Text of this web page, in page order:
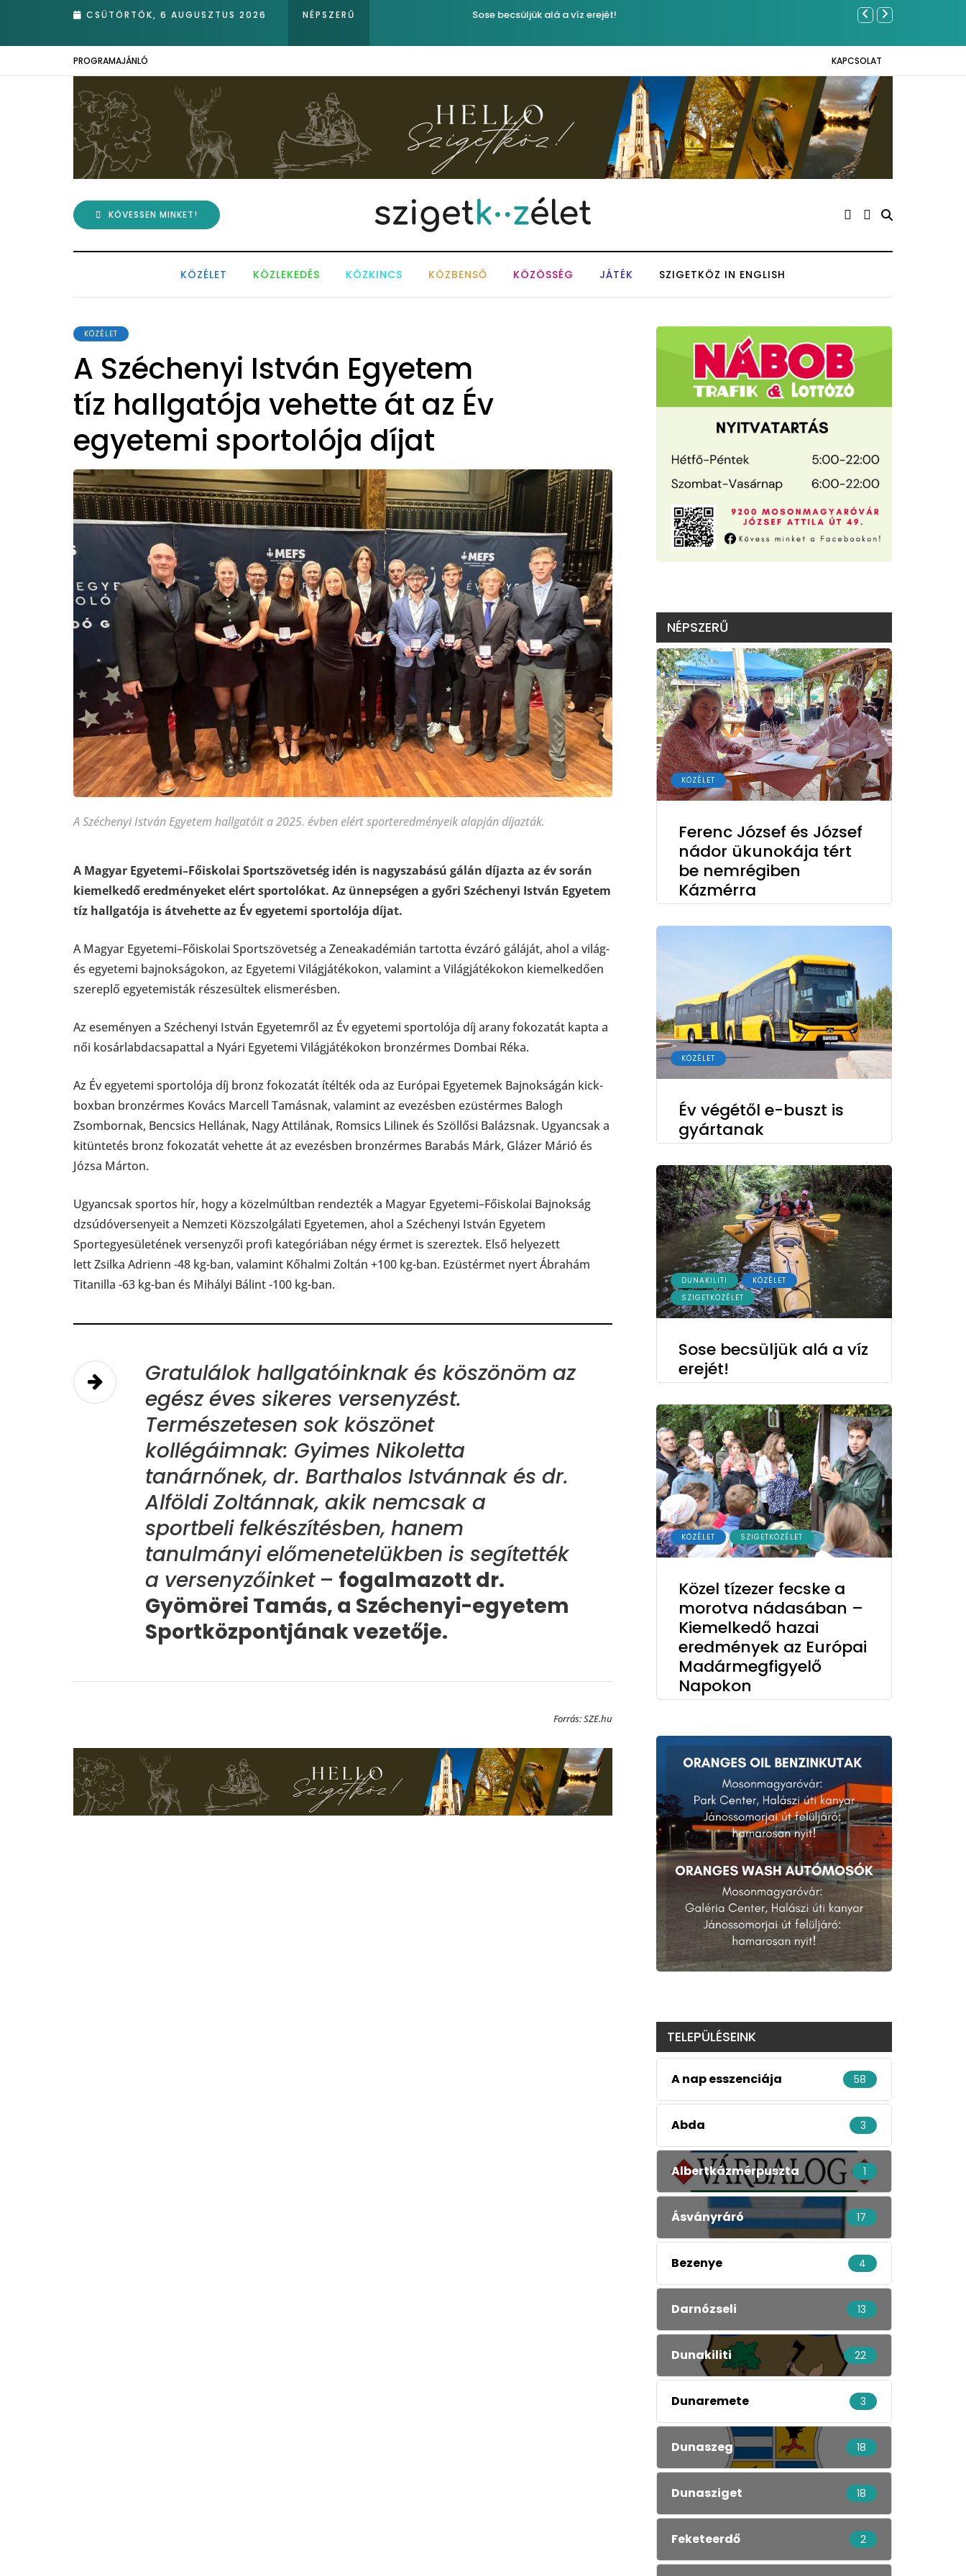
CSÜTÖRTÖK, 6 AUGUSZTUS 2026 NÉPSZERŰ Sose becsüljük alá a víz erejét!
PROGRAMAJÁNLÓ KAPCSOLAT
KÖVESSEN MINKET!
KÖZÉLET KÖZLEKEDÉS KÖZKINCS KÖZBENSŐ KÖZÖSSÉG JÁTÉK SZIGETKÖZ IN ENGLISH
KÖZÉLET
A Széchenyi István Egyetem
tíz hallgatója vehette át az Év
egyetemi sportolója díjat
A Széchenyi István Egyetem hallgatóit a 2025. évben elért sporteredményeik alapján díjazták.
A Magyar Egyetemi–Főiskolai Sportszövetség idén is nagyszabású gálán díjazta az év során
kiemelkedő eredményeket elért sportolókat. Az ünnepségen a győri Széchenyi István Egyetem
tíz hallgatója is átvehette az Év egyetemi sportolója díjat.
A Magyar Egyetemi–Főiskolai Sportszövetség a Zeneakadémián tartotta évzáró gáláját, ahol a világ-
és egyetemi bajnokságokon, az Egyetemi Világjátékokon, valamint a Világjátékokon kiemelkedően
szereplő egyetemisták részesültek elismerésben.
Az eseményen a Széchenyi István Egyetemről az Év egyetemi sportolója díj arany fokozatát kapta a
női kosárlabdacsapattal a Nyári Egyetemi Világjátékokon bronzérmes Dombai Réka.
Az Év egyetemi sportolója díj bronz fokozatát ítélték oda az Európai Egyetemek Bajnokságán kick-
boxban bronzérmes Kovács Marcell Tamásnak, valamint az evezésben ezüstérmes Balogh
Zsombornak, Bencsics Hellának, Nagy Attilának, Romsics Lilinek és Szöllősi Balázsnak. Ugyancsak a
kitüntetés bronz fokozatát vehette át az evezésben bronzérmes Barabás Márk, Glázer Márió és
Józsa Márton.
Ugyancsak sportos hír, hogy a közelmúltban rendezték a Magyar Egyetemi–Főiskolai Bajnokság
dzsúdóversenyeit a Nemzeti Közszolgálati Egyetemen, ahol a Széchenyi István Egyetem
Sportegyesületének versenyzői profi kategóriában négy érmet is szereztek. Első helyezett
lett Zsilka Adrienn -48 kg-ban, valamint Kőhalmi Zoltán +100 kg-ban. Ezüstérmet nyert Ábrahám
Titanilla -63 kg-ban és Mihályi Bálint -100 kg-ban.
Gratulálok hallgatóinknak és köszönöm az
egész éves sikeres versenyzést.
Természetesen sok köszönet
kollégáimnak: Gyimes Nikoletta
tanárnőnek, dr. Barthalos Istvánnak és dr.
Alföldi Zoltánnak, akik nemcsak a
sportbeli felkészítésben, hanem
tanulmányi előmenetelükben is segítették
a versenyzőinket– fogalmazott dr.
Gyömörei Tamás, a Széchenyi-egyetem
Sportközpontjának vezetője.
Forrás: SZE.hu
NÉPSZERŰ
KÖZÉLET
Ferenc József és József
nádor ükunokája tért
be nemrégiben
Kázmérra
KÖZÉLET
Év végétől e-buszt is
gyártanak
DUNAKILITI
KÖZÉLET
SZIGETKÖZÉLET
Sose becsüljük alá a víz
erejét!
KÖZÉLET SZIGETKÖZÉLET
Közel tízezer fecske a
morotva nádasában –
Kiemelkedő hazai
eredmények az Európai
Madármegfigyelő
Napokon
TELEPÜLÉSEINK
A nap esszenciája 58
Abda 3
Albertkázmérpuszta 1
Ásványráró 17
Bezenye 4
Darnózseli 13
Dunakiliti 22
Dunaremete 3
Dunaszeg 18
Dunasziget 18
Feketeerdő 2